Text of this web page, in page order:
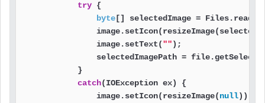
try {
byte [] selectedImage =
                image.setText(
"");
selectedImagePath =
            }
catch(IOException ex) {
                image.setIcon(resizeImage(
null));